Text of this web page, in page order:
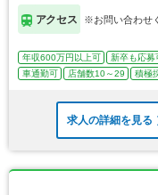
アクセス ※お問い合わせ
年収600万円以上可 新卒も応募
車通勤可
店舗数10～29 積極
求人の詳細を見る